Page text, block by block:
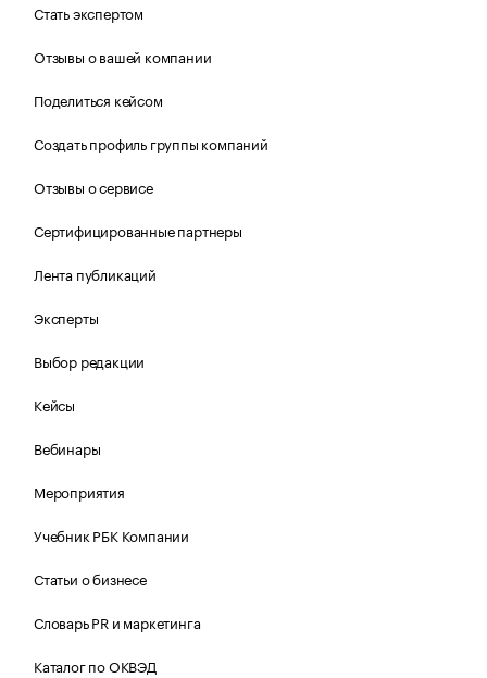
Стать экспертом
Отзывы о вашей компании
Поделиться кейсом
Создать профиль группы компаний
Отзывы о сервисе
Сертифицированные партнеры
Лента публикаций
Эксперты
Выбор редакции
Кейсы
Вебинары
Мероприятия
Учебник РБК Компании
Статьи о бизнесе
Словарь PR и маркетинга
Каталог по ОКВЭД